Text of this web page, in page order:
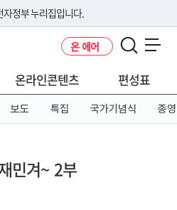
자정부 누리집입니다.
인 주소를 사용하고 있다면 아래 URL에
온 에어
온라인콘텐츠 편성표
보도 특집 국가기념식 종영
민겨~ 2부